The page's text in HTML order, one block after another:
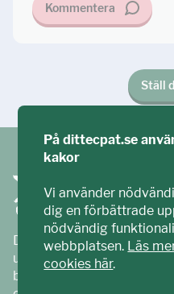
Kommentera
Ställ
Ditt ECPAT har tagits
unga. Vi är en del av
barnrättsorganisation
På dittecpat.se
kakor
Vi använder
dig en förbättrade
nödvändig
webbplatsen. Läs
cookies här.